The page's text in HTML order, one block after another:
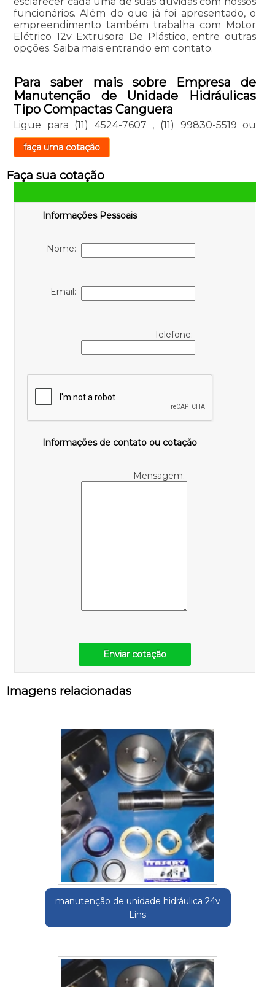
funcionários. Além do que já foi apresentado, o
empreendimento também trabalha com Motor
Elétrico 12v Extrusora De Plástico, entre outras
opções. Saiba mais entrando em contato.
Para saber mais sobre Empresa de
Manutenção de Unidade Hidráulicas
Tipo Compactas Canguera
Ligue para (11) 4524-7607 , (11) 99830-5519 ou
faça uma cotação
Faça sua cotação
Informações Pessoais
Nome:
Email:
Telefone:
Informações de contato ou cotação
Mensagem:
Enviar cotação
Imagens relacionadas
manutenção de unidade hidráulica 24v
Lins